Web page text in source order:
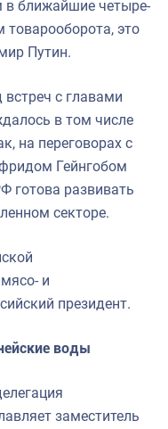
в ближайшие четыре-
товарооборота, это
Путин.
с главами
в том числе
на переговорах с
Гейнгобом
готова развивать
секторе.
и
президент.
воды
заместитель